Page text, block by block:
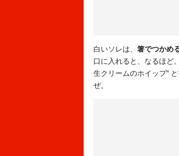
白いソレは、 箸でつかめ
口に入れると、なるほど
生クリームのホイップ”
ぜ。